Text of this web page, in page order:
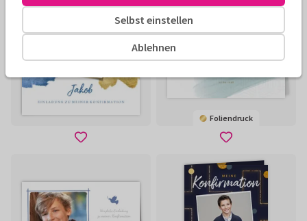
Foliendruck
Ablehnen
Selbst einstellen